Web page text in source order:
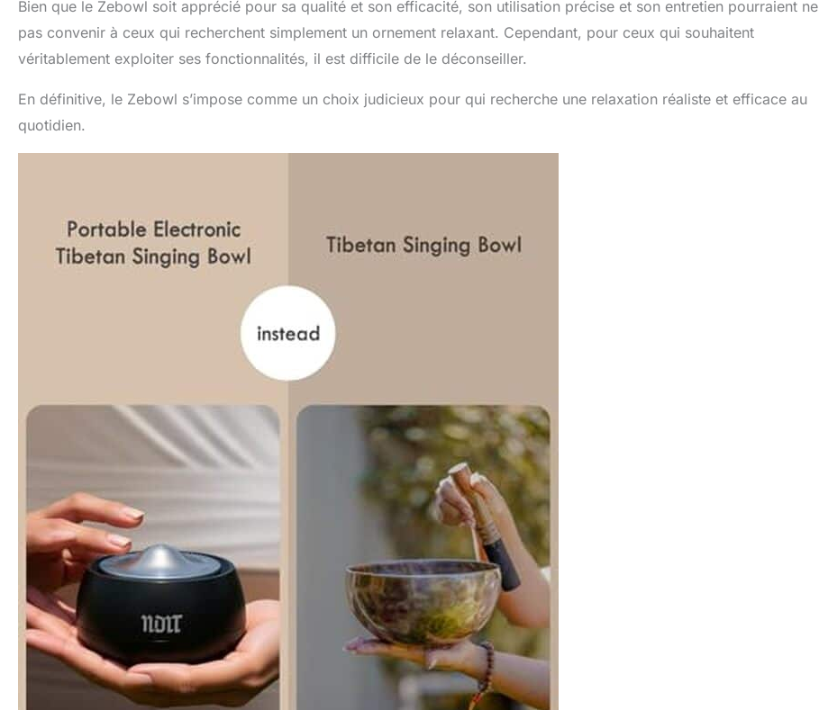
les thérapeutes : cliniques et séances de thérapie (TSP/aide au sommeil).
Bureaux : augmente la concentration pendant le travail.
Voyage :
concentration des élèves. Accueil : approfondit les routines de méditation du
conscience sans risque.
Bien que le Zebowl soit apprécié pour sa qualité et son efficacité, son utilisation précise et son entretien pourraient ne
pas convenir à ceux qui recherchent simplement un ornement relaxant. Cependant, pour ceux qui souhaitent
véritablement exploiter ses fonctionnalités, il est difficile de le déconseiller.
En définitive, le Zebowl s’impose comme un choix judicieux pour qui recherche une relaxation réaliste et efficace au
quotidien.